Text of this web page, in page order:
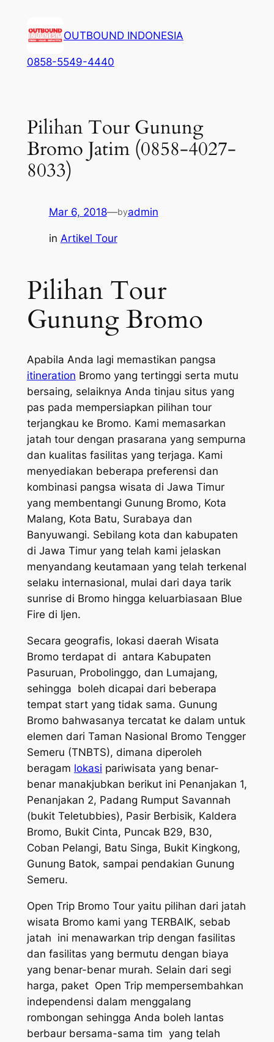
konten
OUTBOUND INDONESIA
0858-5549-4440
Pilihan Tour Gunung
Bromo Jatim (0858-4027-
8033)
Mar 6, 2018—byadmin
in Artikel Tour
Pilihan Tour
Gunung Bromo
Apabila Anda lagi memastikan pangsa
itineration Bromo yang tertinggi serta mutu
bersaing, selaiknya Anda tinjau situs yang
pas pada mempersiapkan pilihan tour
terjangkau ke Bromo. Kami memasarkan
jatah tour dengan prasarana yang sempurna
dan kualitas fasilitas yang terjaga. Kami
menyediakan beberapa preferensi dan
kombinasi pangsa wisata di Jawa Timur
yang membentangi Gunung Bromo, Kota
Malang, Kota Batu, Surabaya dan
Banyuwangi. Sebilang kota dan kabupaten
di Jawa Timur yang telah kami jelaskan
menyandang keutamaan yang telah terkenal
selaku internasional, mulai dari daya tarik
sunrise di Bromo hingga keluarbiasaan Blue
Fire di Ijen.
Secara geografis, lokasi daerah Wisata
Bromo terdapat di antara Kabupaten
Pasuruan, Probolinggo, dan Lumajang,
sehingga boleh dicapai dari beberapa
tempat start yang tidak sama. Gunung
Bromo bahwasanya tercatat ke dalam untuk
elemen dari Taman Nasional Bromo Tengger
Semeru (TNBTS), dimana diperoleh
beragam lokasi pariwisata yang benar-
benar manakjubkan berikut ini Penanjakan 1,
Penanjakan 2, Padang Rumput Savannah
(bukit Teletubbies), Pasir Berbisik, Kaldera
Bromo, Bukit Cinta, Puncak B29, B30,
Coban Pelangi, Batu Singa, Bukit Kingkong,
Gunung Batok, sampai pendakian Gunung
Semeru.
Open Trip Bromo Tour yaitu pilihan dari jatah
wisata Bromo kami yang TERBAIK, sebab
jatah ini menawarkan trip dengan fasilitas
dan fasilitas yang bermutu dengan biaya
yang benar-benar murah. Selain dari segi
harga, paket Open Trip mempersembahkan
independensi dalam menggalang
rombongan sehingga Anda boleh lantas
berbaur bersama-sama tim yang telah